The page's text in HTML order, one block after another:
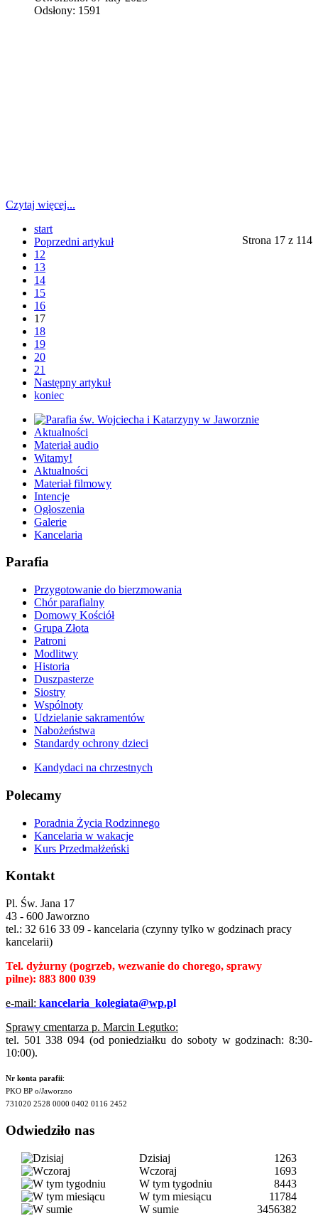
Odsłony: 1591
Czytaj więcej...
Strona 17 z 114
start
Poprzedni artykuł
12
13
14
15
16
17
18
19
20
21
Następny artykuł
koniec
Aktualności
Materiał audio
Witamy!
Aktualności
Materiał filmowy
Intencje
Ogłoszenia
Galerie
Kancelaria
Parafia
Przygotowanie do bierzmowania
Chór parafialny
Domowy Kościół
Grupa Złota
Patroni
Modlitwy
Historia
Duszpasterze
Siostry
Wspólnoty
Udzielanie sakramentów
Nabożeństwa
Standardy ochrony dzieci
Kandydaci na chrzestnych
Polecamy
Poradnia Życia Rodzinnego
Kancelaria w wakacje
Kurs Przedmałżeński
Kontakt
Pl. Św. Jana 17
43 - 600 Jaworzno
tel.: 32 616 33 09 - kancelaria (czynny tylko w godzinach pracy
kancelarii)
Tel. dyżurny (pogrzeb, wezwanie do chorego, sprawy
pilne): 883 800 039
e-mail: kancelaria_kolegiata@wp.pl
Sprawy cmentarza p. Marcin Legutko:
tel. 501 338 094 (od poniedziałku do soboty w godzinach: 8:30-
10:00).
Nr konta parafii:
PKO BP o/Jaworzno
731020 2528 0000 0402 0116 2452
Odwiedziło nas
Dzisiaj
1263
Wczoraj
1693
W tym tygodniu
8443
W tym miesiącu
11784
W sumie
3456382